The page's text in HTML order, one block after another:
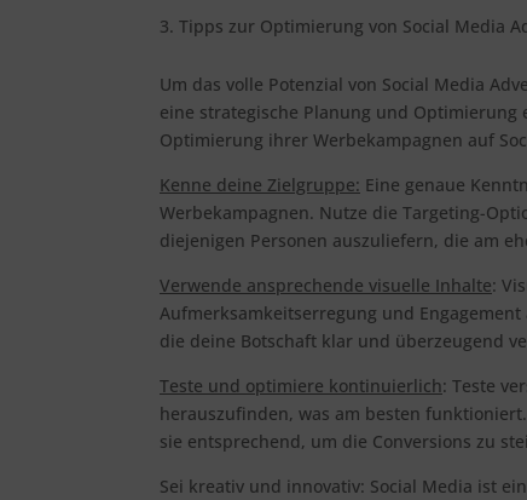
Tipps zur Optimierung von Social Media
Um das volle Potenzial von Social Media
eine strategische Planung und
Optimierung ihrer Werbekampagnen auf
Kenne deine Zielgruppe: Eine genaue
Werbekampagnen. Nutze die Targeting-
diejenigen Personen auszuliefern, die am
Verwende ansprechende visuelle Inhalte:
Aufmerksamkeitserregung und
die deine Botschaft klar und überzeugend
Teste und optimiere kontinuierlich: Teste
herauszufinden, was am besten
sie entsprechend, um die Conversions zu
Sei kreativ und innovativ: Social Media ist